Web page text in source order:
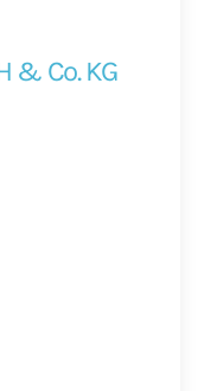
& Co. KG